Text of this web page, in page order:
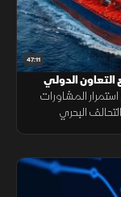
47:11
الدولي
المشاورات
البحري